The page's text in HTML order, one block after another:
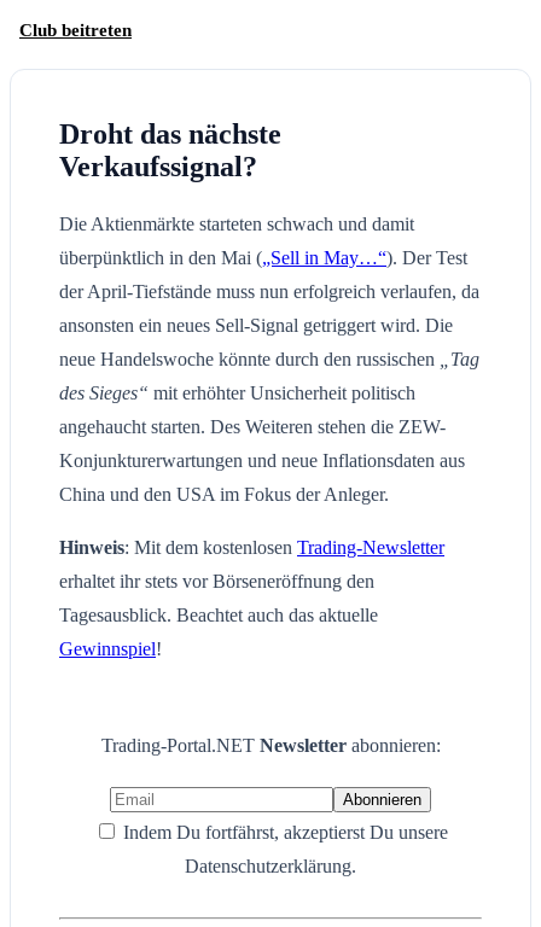
Club beitreten
Droht das nächste
Verkaufssignal?
Die Aktienmärkte starteten schwach und damit
überpünktlich in den Mai („Sell in May…“). Der Test
der April-Tiefstände muss nun erfolgreich verlaufen, da
ansonsten ein neues Sell-Signal getriggert wird. Die
neue Handelswoche könnte durch den russischen „Tag
des Sieges“ mit erhöhter Unsicherheit politisch
angehaucht starten. Des Weiteren stehen die ZEW-
Konjunkturerwartungen und neue Inflationsdaten aus
China und den USA im Fokus der Anleger.
Hinweis: Mit dem kostenlosen Trading-Newsletter
erhaltet ihr stets vor Börseneröffnung den
Tagesausblick. Beachtet auch das aktuelle
Gewinnspiel!
Trading-Portal.NET Newsletter abonnieren:
Indem Du fortfährst, akzeptierst Du unsere
Datenschutzerklärung.